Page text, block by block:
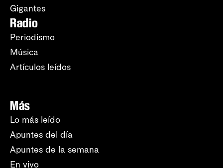
Gigantes
Radio
Periodismo
Música
Artículos leídos
Más
Lo más leído
Apuntes del día
Apuntes de la semana
En vivo